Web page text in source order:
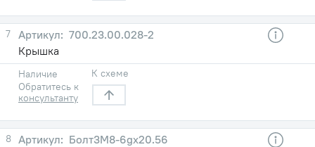
7
700.23.00.028-2
Крышка
Наличие
Обратитесь к
консультанту
К схеме
8
Болт3М8-6gх20.56